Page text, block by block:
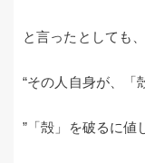
と言ったとしても、
“その人自身が、「
”「殻」を破るに値